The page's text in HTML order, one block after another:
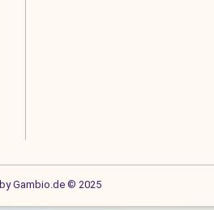
by Gambio.de © 2025